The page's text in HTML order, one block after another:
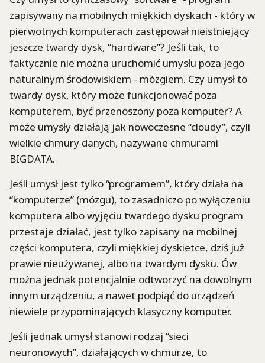
zapisywany na mobilnych miękkich dyskach - który w
pierwotnych komputerach zastępował nieistniejący
jeszcze twardy dysk, “hardware”? Jeśli tak, to
faktycznie nie można uruchomić umysłu poza jego
naturalnym środowiskiem - mózgiem. Czy umysł to
twardy dysk, który może funkcjonować poza
komputerem, być przenoszony poza komputer? A
może umysły działają jak nowoczesne “cloudy”, czyli
wielkie chmury danych, nazywane chmurami
BIGDATA.
Jeśli umysł jest tylko “programem”, który działa na
“komputerze” (mózgu), to zasadniczo po wyłączeniu
komputera albo wyjęciu twardego dysku program
przestaje działać, jest tylko zapisany na mobilnej
części komputera, czyli miękkiej dyskietce, dziś już
prawie nieużywanej, albo na twardym dysku. Ów
można jednak potencjalnie odtworzyć na dowolnym
innym urządzeniu, a nawet podpiąć do urządzeń
niewiele przypominających klasyczny komputer.
Jeśli jednak umysł stanowi rodzaj “sieci
neuronowych”, działających w chmurze, to